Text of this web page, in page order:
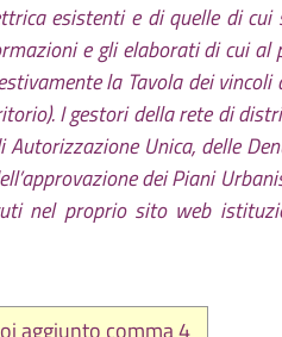
esistenti e di quelle di
e gli elaborati di cui al
la Tavola dei vincoli
I gestori della rete di
Unica, delle
dei Piani
nel proprio sito web
aggiunto comma 4